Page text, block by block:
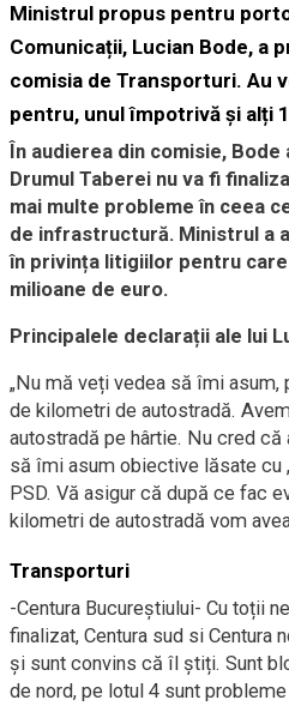
Ministrul propus pentru
Comunicații, Lucian Bode, a
comisia de Transporturi. Au
pentru, unul împotrivă și alți
În audierea din comisie,
Drumul Taberei nu va fi
mai multe probleme în ceea
de infrastructură. Ministrul a
în privința litigiilor pentru
milioane de euro.
Principalele declarații ale lui
„Nu mă veți vedea să îmi asum,
de kilometri de autostradă.
autostradă pe hârtie. Nu cred
să îmi asum obiective lăsate cu
PSD. Vă asigur că după ce fac
kilometri de autostradă vom
Transporturi
-Centura Bucureștiului- Cu toții
finalizat, Centura sud si Centura
și sunt convins că îl știți. Sunt
de nord, pe lotul 4 sunt